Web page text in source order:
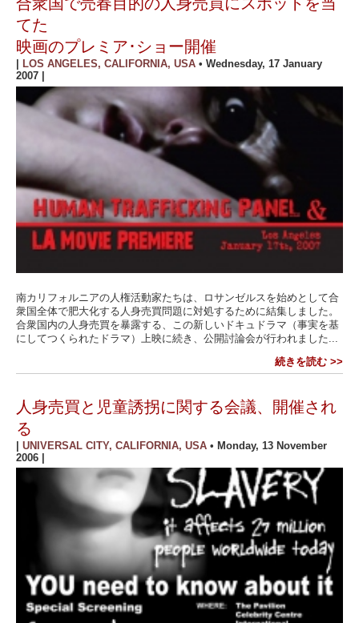
合衆国で売春目的の人身売買にスポットを当
てた
映画のプレミア･ショー開催
LOS ANGELES, CALIFORNIA, USA • Wednesday, 17 January
2007
南カリフォルニアの人権活動家たちは、ロサンゼルスを始めとして合
衆国全体で肥大化する人身売買問題に対処するために結集しました。
合衆国内の人身売買を暴露する、この新しいドキュドラマ（事実を基
にしてつくられたドラマ）上映に続き、公開討論会が行われました...
続きを読む >>
人身売買と児童誘拐に関する会議、開催され
る
| UNIVERSAL CITY, CALIFORNIA, USA • Monday, 13 November
2006 |